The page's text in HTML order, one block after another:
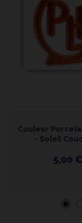
Couleur
- Soleil
5,00 €